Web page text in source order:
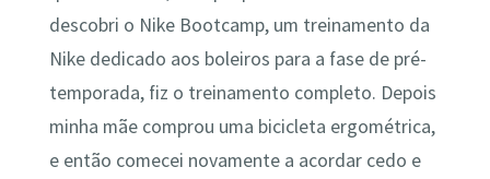
descobri o Nike Bootcamp, um treinamento da
Nike dedicado aos boleiros para a fase de pré-
temporada, fiz o treinamento completo. Depois
minha mãe comprou uma bicicleta ergométrica,
e então comecei novamente a acordar cedo e